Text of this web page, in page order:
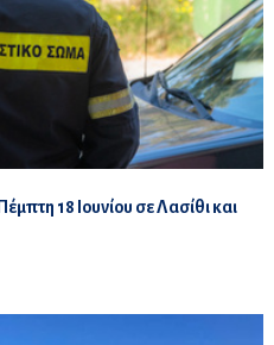
18 Ιουνίου σε Λασίθι και